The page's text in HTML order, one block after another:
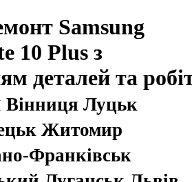
Samsung
10 Plus з
деталей та
Вінниця Луцьк
Житомир
Франківськ